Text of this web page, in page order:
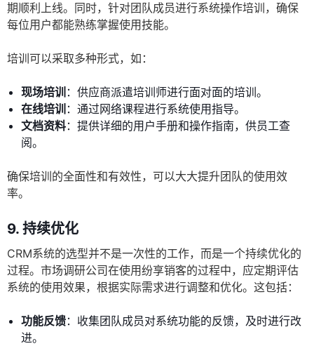
期顺利上线。同时，针对团队成员进行系统操作培训，确保
每位用户都能熟练掌握使用技能。
培训可以采取多种形式，如：
现场培训 ：供应商派遣培训师进行面对面的培训。
在线培训 ：通过网络课程进行系统使用指导。
文档资料：提供详细的用户手册和操作指南，供员工查
阅。
确保培训的全面性和有效性，可以大大提升团队的使用效
率。
9. 持续优化
CRM系统的选型并不是一次性的工作，而是一个持续优化的
过程。市场调研公司在使用纷享销客的过程中，应定期评估
系统的使用效果，根据实际需求进行调整和优化。这包括：
功能反馈：收集团队成员对系统功能的反馈，及时进行改
进。